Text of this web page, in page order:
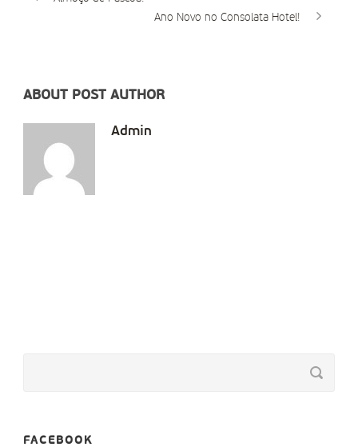
Ano Novo no Consolata Hotel!
ABOUT POST AUTHOR
Admin
FACEBOOK